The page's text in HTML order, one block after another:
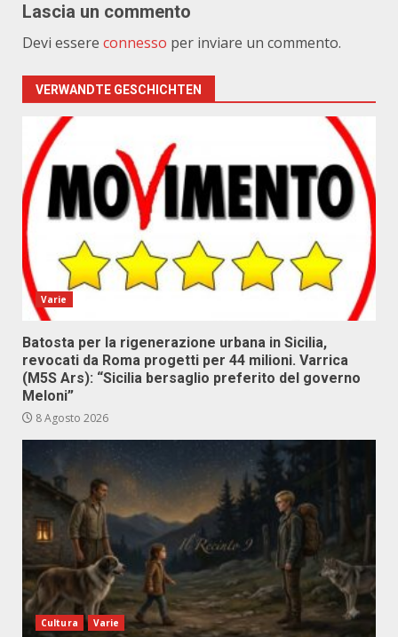
Lascia un commento
Devi essere connesso per inviare un commento.
VERWANDTE GESCHICHTEN
Varie
Batosta per la rigenerazione urbana in Sicilia,
revocati da Roma progetti per 44 milioni. Varrica
(M5S Ars): “Sicilia bersaglio preferito del governo
Meloni”
8 Agosto 2026
Cultura Varie